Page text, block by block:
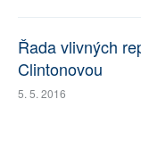
Řada vlivných
Clintonovou
5. 5. 2016